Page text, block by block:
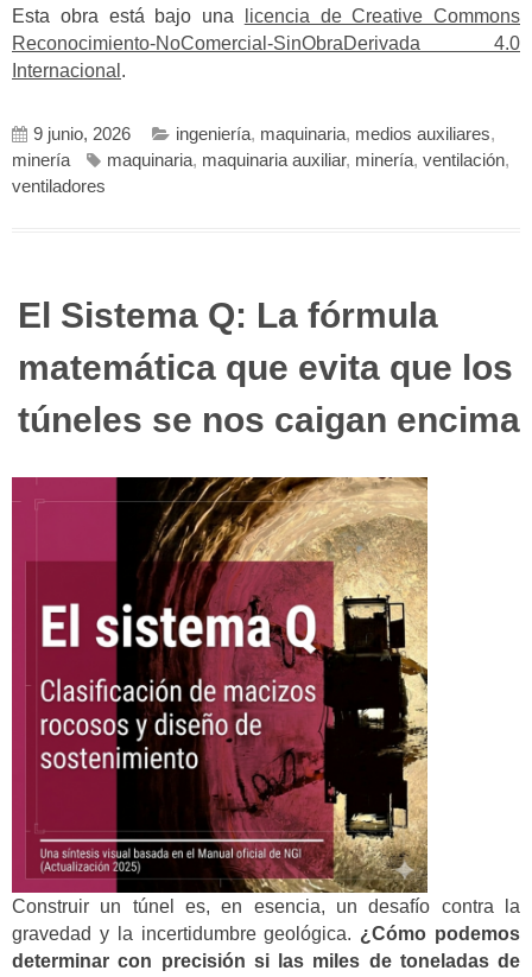
Esta obra está bajo una
licencia de Creative Commons
Reconocimiento-NoComercial-SinObraDerivada 4.0
Internacional .
9 junio, 2026 ingeniería, maquinaria, medios auxiliares,
minería
maquinaria, maquinaria auxiliar, minería, ventilación,
ventiladores
El Sistema Q: La fórmula
matemática que evita que los
túneles se nos caigan encima
Construir un túnel es, en esencia, un desafío contra la
gravedad y la incertidumbre geológica. ¿Cómo podemos
determinar con precisión si las miles de toneladas de